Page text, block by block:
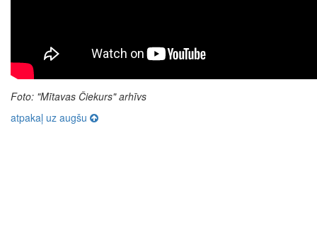
Foto: "Mītavas Čiekurs" arhīvs
atpakaļ uz augšu